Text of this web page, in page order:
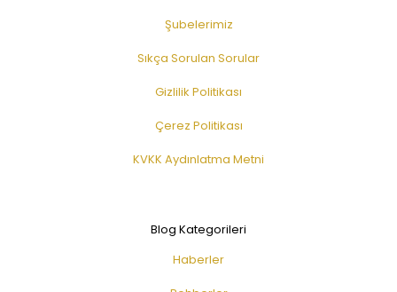
Şubelerimiz
Sıkça Sorulan Sorular
Gizlilik Politikası
Çerez Politikası
KVKK Aydınlatma Metni
Blog Kategorileri
Haberler